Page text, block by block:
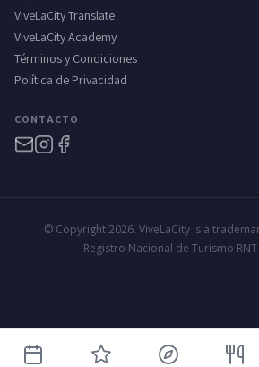
ViveLaCity Translate
ViveLaCity Academy
Términos y Condiciones
Política de Privacidad
CONTACTO
© Copyright 2026. ViveLaCity is a
Registro Nacional de Turismo